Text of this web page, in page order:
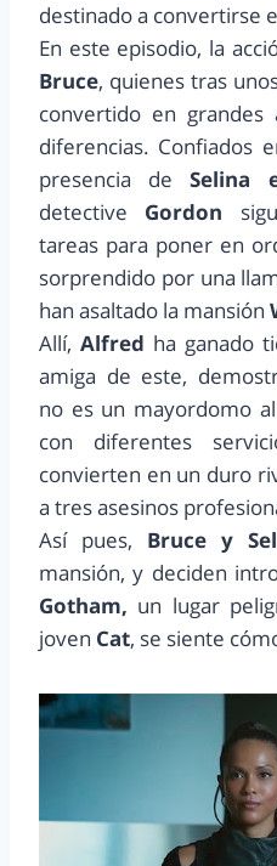
destinado a convertirse
En este episodio, la
Bruce, quienes tras
convertido en
diferencias. Confiados
presencia deSelina
detective Gordon
tareas para poner en
sorprendido por una
han asaltado la mansión
Allí, Alfred ha ganado
amiga de este,
no es un mayordomo
con diferentes
convierten en un duro
a tres asesinos
Así pues, Bruce y
mansión, y deciden
Gotham, un lugar
joven Cat, se siente